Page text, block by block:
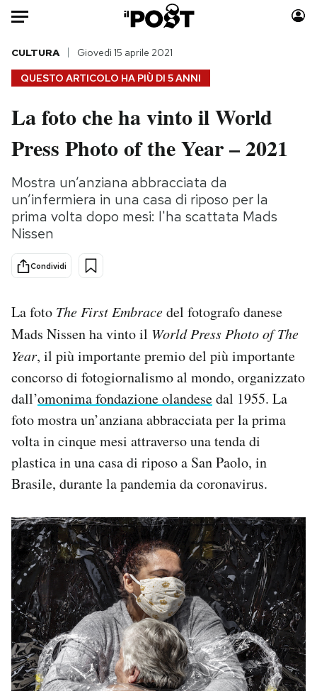
Auto
HOME
Italia
Politica
Tecnologia
Internet
Scienza
Cultura
Economia
Moda
Consumismi
Storie/Idee
Ok Boomer!
Media
NEWSLETTER
I MIEI PREFERITI
SHOP
CALENDARIO
AREA PERSONALE
Area Personale
Newsletter
Notifiche mobile
Regala il Post
Hai bisogno di aiuto?
QUESTO ARTICOLO HA PIÙ DI 5 ANNI
CULTURA Giovedì 15 aprile 2021
La foto che ha vinto il World
Press Photo of the Year – 2021
Mostra un’anziana abbracciata da
un’infermiera in una casa di riposo per la
prima volta dopo mesi: l'ha scattata Mads
Nissen
Condividi
La foto The First Embracedel fotografo danese
Mads Nissen ha vinto il World Press Photo of The
Year, il più importante premio del più importante
concorso di fotogiornalismo al mondo, organizzato
dall’omonima fondazione olandesedal 1955. La
foto mostra un’anziana abbracciata per la prima
volta in cinque mesi attraverso una tenda di
plastica in una casa di riposo a San Paolo, in
Brasile, durante la pandemia da coronavirus.